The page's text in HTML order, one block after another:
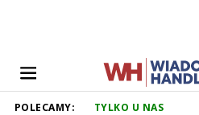
POLECAMY: TYLKO U NAS